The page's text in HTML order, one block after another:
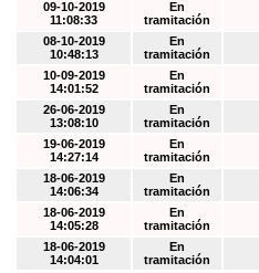
09-10-2019
11:08:33
En
tramitación
08-10-2019
10:48:13
En
tramitación
10-09-2019
14:01:52
En
tramitación
26-06-2019
13:08:10
En
tramitación
19-06-2019
14:27:14
En
tramitación
18-06-2019
14:06:34
En
tramitación
18-06-2019
14:05:28
En
tramitación
18-06-2019
14:04:01
En
tramitación